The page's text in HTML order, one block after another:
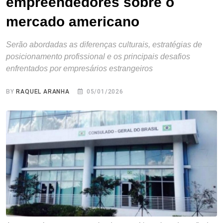
mercado americano
Serão abordadas as diferenças culturais, estratégias de
posicionamento profissional e os principais desafios
enfrentados por empresários estrangeiros
BYRAQUEL ARANHA 05/01/2026